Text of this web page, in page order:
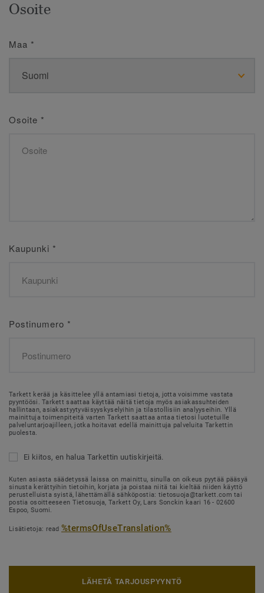
Osoite
Maa *
Osoite *
Kaupunki *
Postinumero *
Tarkett kerää ja käsittelee yllä antamiasi tietoja, jotta voisimme vastata
pyyntöösi. Tarkett saattaa käyttää näitä tietoja myös asiakassuhteiden
hallintaan, asiakastyytyväisyyskyselyihin ja tilastollisiin analyyseihin. Yllä
mainittuja toimenpiteitä varten Tarkett saattaa antaa tietosi luotetuille
palveluntarjoajilleen, jotka hoitavat edellä mainittuja palveluita Tarkettin
puolesta.
Ei kiitos, en halua Tarkettin uutiskirjeitä.
Kuten asiasta säädetyssä laissa on mainittu, sinulla on oikeus pyytää pääsyä
sinusta kerättyihin tietoihin, korjata ja poistaa niitä tai kieltää niiden käyttö
perustelluista syistä, lähettämällä sähköpostia: tietosuoja@tarkett.com tai
postia osoitteeseen Tietosuoja, Tarkett Oy, Lars Sonckin kaari 16 - 02600
Espoo, Suomi.
Lisätietoja: read%termsOfUseTranslation%
LÄHETÄ TARJOUSPYYNTÖ